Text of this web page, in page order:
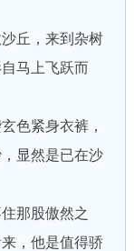
丘，来到杂树
马上飞跃而
色紧身衣裤，
显然是已在沙
那股傲然之
，他是值得骄